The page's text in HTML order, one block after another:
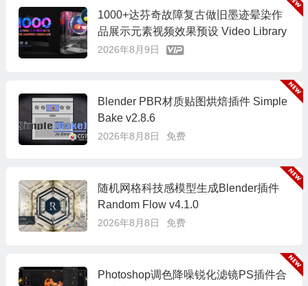
1000+达芬奇故障复古做旧墨迹晕染作
品展示元素视频效果预设 Video Library
2026年8月9日
Blender PBR材质贴图烘焙插件 Simple
Bake v2.8.6
2026年8月8日 免费
随机网格科技感模型生成Blender插件
Random Flow v4.1.0
2026年8月8日 免费
Photoshop调色降噪锐化滤镜PS插件合